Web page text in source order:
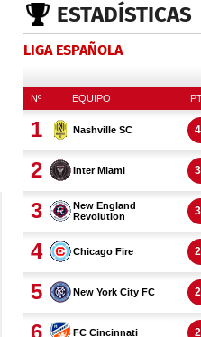
ESTADÍSTICAS
LIGA ESPAÑOLA